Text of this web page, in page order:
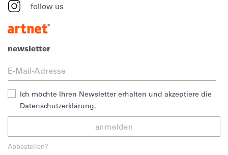
follow us
newsletter
Ich möchte Ihren Newsletter erhalten und akzeptiere die
Datenschutzerklärung.
anmelden
Abbestellen?